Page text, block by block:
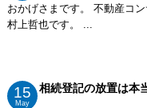
おかげさまです。 不動産コ
村上哲也です。 ...
15
May
相続登記の放置は